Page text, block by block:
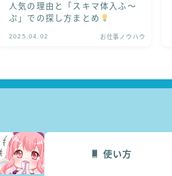
人気の理由と「スキマ体入ふ〜
ぷ」での探し方まとめ
2025.04.02 お仕事ノウハウ
使い方